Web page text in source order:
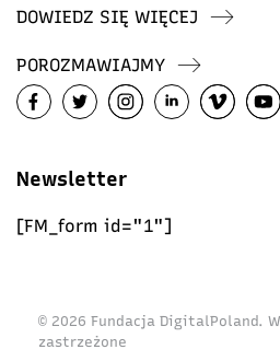
DOWIEDZ SIĘ WIĘCEJ
POROZMAWIAJMY
Newsletter
[FM_form id="1"]
© 2026 Fundacja DigitalPoland.
zastrzeżone